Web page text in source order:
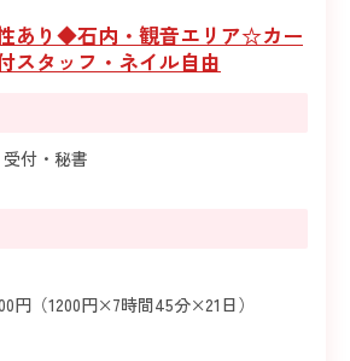
あり◆石内・観音エリア☆カー
スタッフ・ネイル自由
付・秘書
円（1200円×7時間45分×21日）